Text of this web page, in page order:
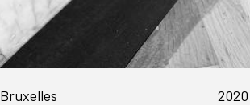
Bruxelles 2020